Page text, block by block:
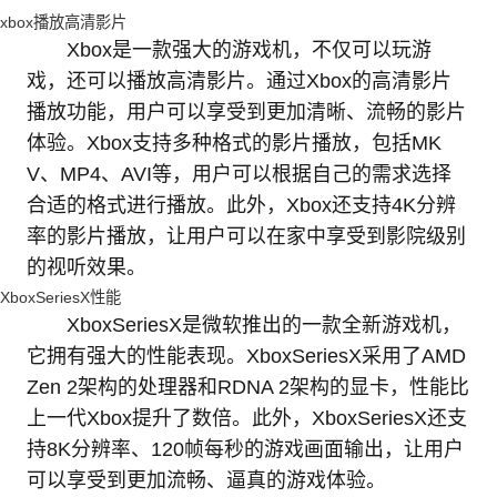
xbox播放高清影片
Xbox是一款强大的游戏机，不仅可以玩游
戏，还可以播放高清影片。通过Xbox的高清影片
播放功能，用户可以享受到更加清晰、流畅的影片
体验。Xbox支持多种格式的影片播放，包括MK
V、MP4、AVI等，用户可以根据自己的需求选择
合适的格式进行播放。此外，Xbox还支持4K分辨
率的影片播放，让用户可以在家中享受到影院级别
的视听效果。
XboxSeriesX性能
XboxSeriesX是微软推出的一款全新游戏机，
它拥有强大的性能表现。XboxSeriesX采用了AMD
Zen 2架构的处理器和RDNA 2架构的显卡，性能比
上一代Xbox提升了数倍。此外，XboxSeriesX还支
持8K分辨率、120帧每秒的游戏画面输出，让用户
可以享受到更加流畅、逼真的游戏体验。